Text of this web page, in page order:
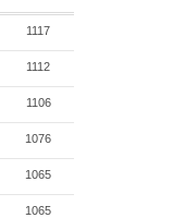
1117
1112
1106
1076
1065
1065